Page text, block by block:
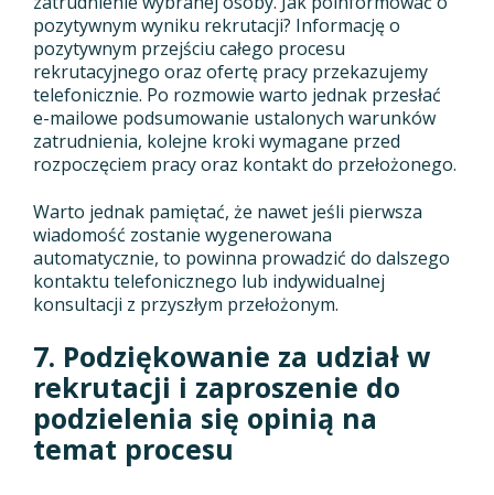
pozytywnym wyniku rekrutacji? Informację o
pozytywnym przejściu całego procesu
rekrutacyjnego oraz ofertę pracy przekazujemy
telefonicznie. Po rozmowie warto jednak przesłać
e-mailowe podsumowanie ustalonych warunków
zatrudnienia, kolejne kroki wymagane przed
rozpoczęciem pracy oraz kontakt do przełożonego.
Warto jednak pamiętać, że nawet jeśli pierwsza
wiadomość zostanie wygenerowana
automatycznie, to powinna prowadzić do dalszego
kontaktu telefonicznego lub indywidualnej
konsultacji z przyszłym przełożonym.
7. Podziękowanie za udział w
rekrutacji i zaproszenie do
podzielenia się opinią na
temat procesu